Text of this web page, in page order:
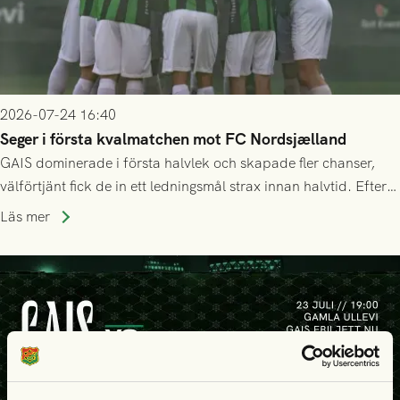
2026-07-24 16:40
Seger i första kvalmatchen mot FC Nordsjælland
GAIS dominerade i första halvlek och skapade fler chanser,
välförtjänt fick de in ett ledningsmål strax innan halvtid. Efter
halvtidsvilan sjönk tempot när Nordsjälland tilläts ha mer av
seger! Matchfoto: Mikael Josefsson & Lasse Ekström
Läs mer